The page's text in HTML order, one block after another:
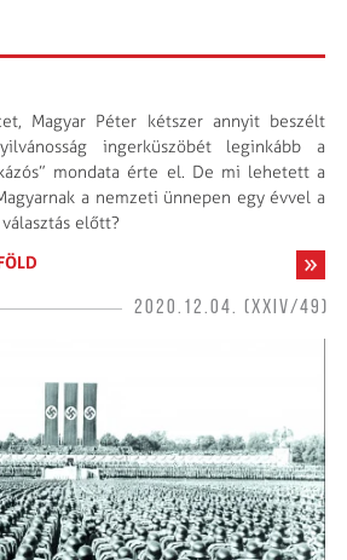
Magyar Péter kétszer annyit beszélt
ingerküszöbét leginkább a
mondata érte el. De mi lehetett a
a nemzeti ünnepen egy évvel a
előtt?
2020.12.04. (XXIV/49)